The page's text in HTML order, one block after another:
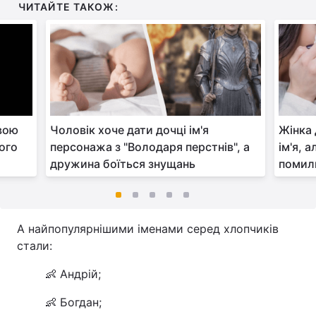
ЧИТАЙТЕ ТАКОЖ:
Чоловік хоче дати дочці ім'я
персонажа з "Володаря перстнів", а
дружина боїться знущань
Жінка
ім'я,
А найпопулярнішими іменами серед хлопчиків
стали:
👶 Андрій;
👶 Богдан;